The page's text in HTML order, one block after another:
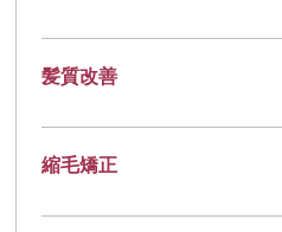
髪質改善
縮毛矯正